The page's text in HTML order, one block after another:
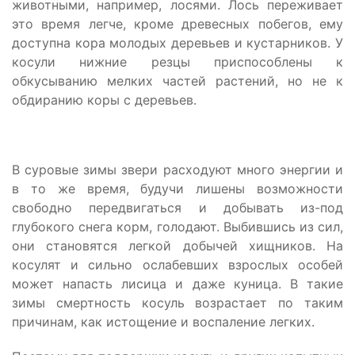
животными, например, лосями. Лось переживает
это время легче, кроме древесных побегов, ему
доступна кора молодых деревьев и кустарников. У
косули нижние резцы приспособлены к
обкусыванию мелких частей растений, но не к
обдиранию коры с деревьев.
В суровые зимы звери расходуют много энергии и
в то же время, будучи лишены возможности
свободно передвигаться и добывать из-под
глубокого снега корм, голодают. Выбившись из сил,
они становятся легкой добычей хищников. На
косулят и сильно ослабевших взрослых особей
может напасть лисица и даже куница. В такие
зимы смертность косуль возрастает по таким
причинам, как истощение и воспаление легких.